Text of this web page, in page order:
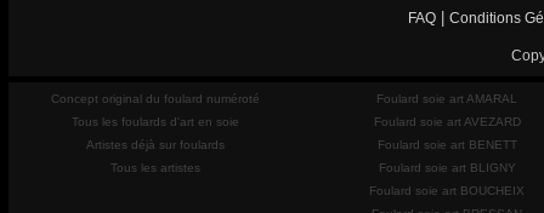
FAQ Conditions
Concept original du foulard numéroté
Tous les foulards d'art en soie
Artistes déjà sur foulards
Tous les artistes
Foulard soie art AMARAL
Foulard soie art AVEZARD
Foulard soie art BENETT
Foulard soie art BLIGNY
Foulard soie art BOUCHEIX